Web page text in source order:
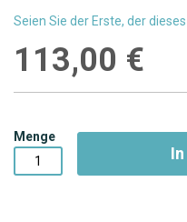
Seien Sie der Erste, der
113,00 €
Menge